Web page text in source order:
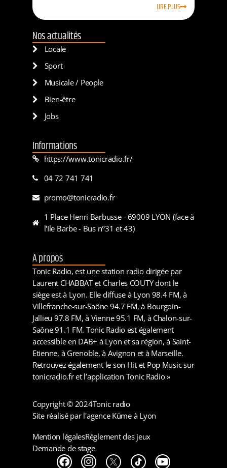
LIRE PLUS
Nos actualités
Locale
Sport
Musicale / People
Bien-être
Jobs
Informations
https://www.tonicradio.fr/
04 72 741 741
promo@tonicradio.fr
1 Place Henri Barbusse - 69009 LYON (face à
l'Ile Barbe - Bus n°31 et 43)
A propos
Tonic Radio, est une station radio dirigée par
Laurent CHABBAT et Charles COUTY dont le
siège est à Lyon. Elle diffuse à Lyon 98.4 FM, à
Villefranche-sur-Saône 94.7 FM, à Bourgoin-
Jallieu 97.8 FM, à Vienne 95.1 FM, à Chalon-sur-
Saône 91.1 FM. Tonic Radio est également
accessible en DAB+ à Lyon et sa région, à Saint-
Etienne, à Grenoble, à Avignon et à Marseille.
Retrouvez également le son Hit et Pop Music sur
tonicradio.fr et l’application Tonic Radio »
Copyright © 2024Tonic radio
Site réalisé par l'agence Küme à Lyon
Mention légalesRèglement des jeux
Demande de stage